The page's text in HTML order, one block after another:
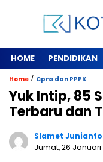
HOME PENDIDIKAN
Home / Cpns dan PPPK
Yuk Intip, 85
Terbaru dan
Slamet Junianto
Jumat, 26 Januari